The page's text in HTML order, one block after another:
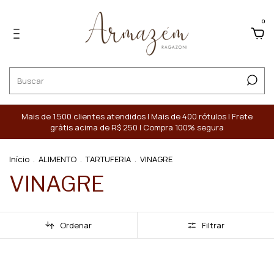
0
Mais de 1.500 clientes atendidos | Mais de 400 rótulos | Frete
grátis acima de R$ 250 | Compra 100% segura
Início . ALIMENTO . TARTUFERIA . VINAGRE
VINAGRE
Ordenar Filtrar